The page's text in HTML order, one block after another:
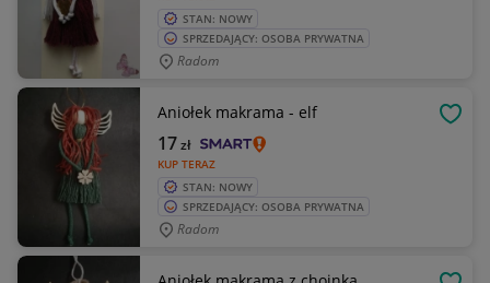
STAN: NOWY
SPRZEDAJĄCY: OSOBA PRYWATNA
Radom
Aniołek makrama - elf
KUP TERAZ
17zł
STAN: NOWY
SPRZEDAJĄCY: OSOBA PRYWATNA
Radom